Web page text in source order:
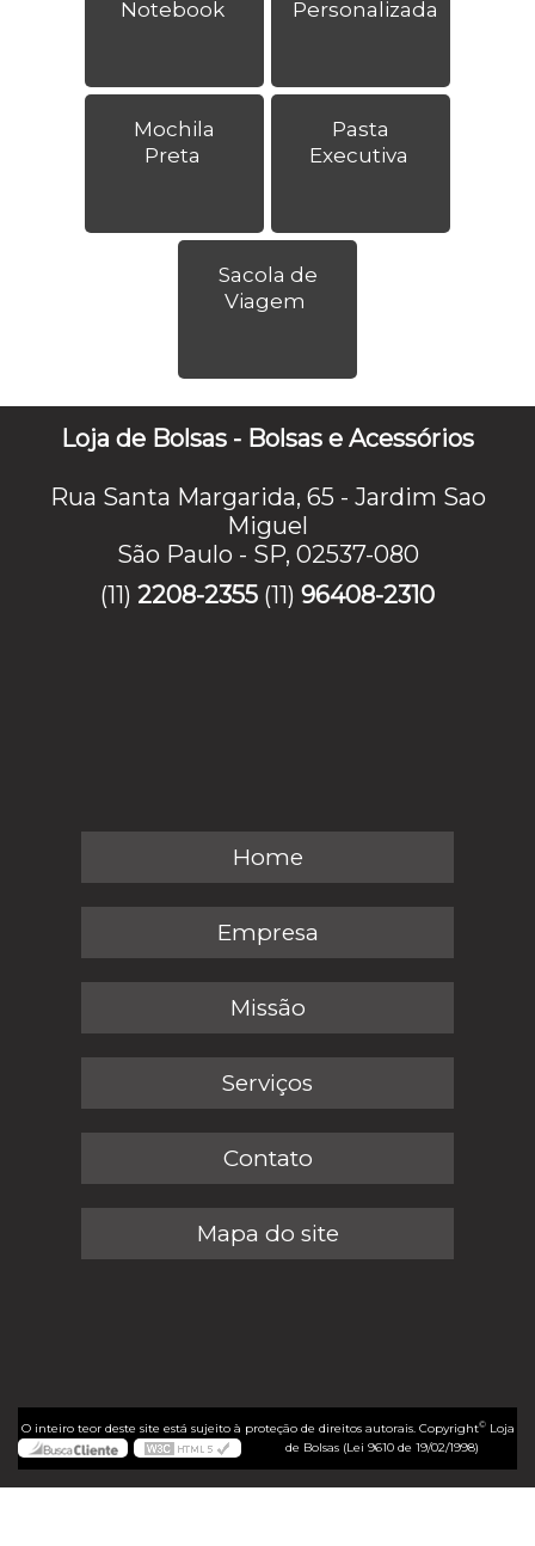
Notebook
Personalizada
Mochila
Preta
Pasta
Executiva
Sacola de
Viagem
Loja de Bolsas - Bolsas e Acessórios
Rua Santa Margarida, 65 - Jardim Sao
Miguel
São Paulo - SP, 02537-080
(11) 2208-2355 (11) 96408-2310
Home
Empresa
Missão
Serviços
Contato
Mapa do site
O inteiro teor deste site está sujeito à proteção de direitos autorais. Copyright©Loja
de Bolsas (Lei 9610 de 19/02/1998)